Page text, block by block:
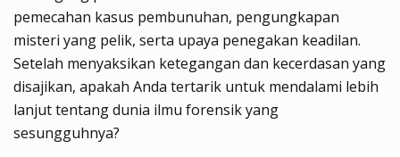
pemecahan kasus pembunuhan, pengungkapan
misteri yang pelik, serta upaya penegakan keadilan.
Setelah menyaksikan ketegangan dan kecerdasan yang
disajikan, apakah Anda tertarik untuk mendalami lebih
lanjut tentang dunia ilmu forensik yang
sesungguhnya?